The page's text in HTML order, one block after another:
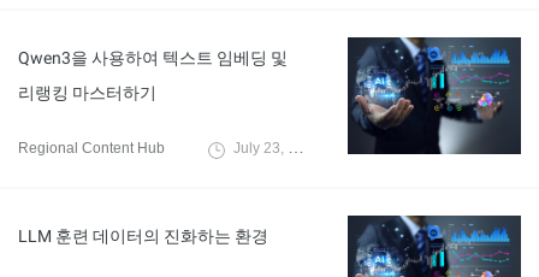
Qwen3을 사용하여 텍스트 임베딩 및
리랭킹 마스터하기
Regional Content Hub July 23, 2025
LLM 훈련 데이터의 진화하는 환경